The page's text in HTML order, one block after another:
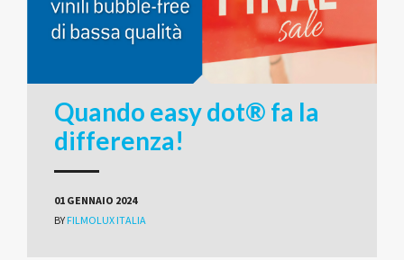
Quando easy dot® fa la
differenza!
01 GENNAIO 2024
BY FILMOLUX ITALIA